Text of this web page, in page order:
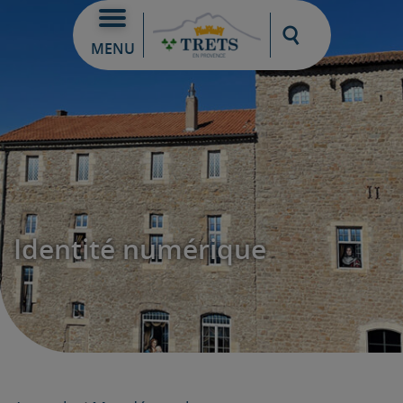
MENU
Moteur de
Identité numérique